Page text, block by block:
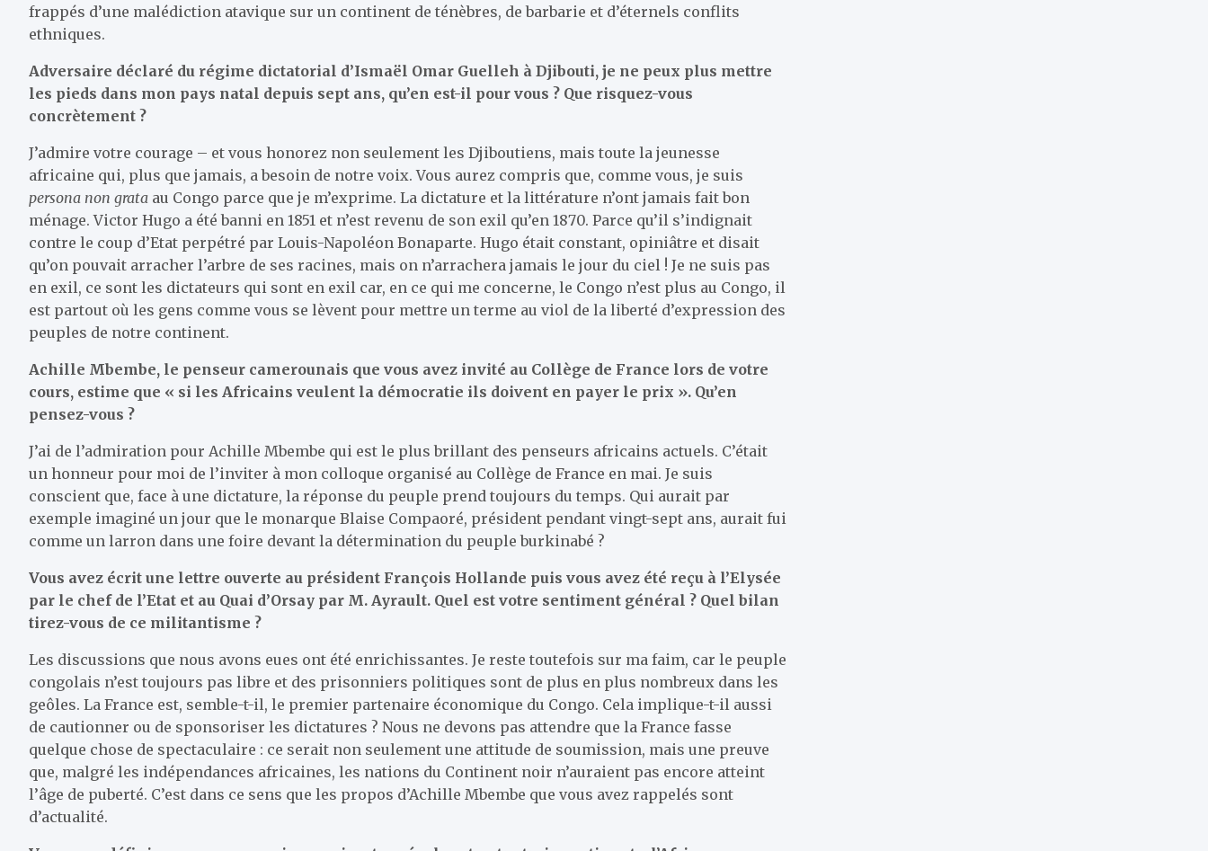
frappés d’une malédiction atavique sur un continent de ténèbres, de barbarie et d’éternels conflits
ethniques.
Adversaire déclaré du régime dictatorial d’Ismaël Omar Guelleh à Djibouti, je ne peux plus mettre
les pieds dans mon pays natal depuis sept ans, qu’en est-il pour vous ? Que risquez-vous
concrètement ?
J’admire votre courage – et vous honorez non seulement les Djiboutiens, mais toute la jeunesse
africaine qui, plus que jamais, a besoin de notre voix. Vous aurez compris que, comme vous, je suis
persona non grata au Congo parce que je m’exprime. La dictature et la littérature n’ont jamais fait bon
ménage. Victor Hugo a été banni en 1851 et n’est revenu de son exil qu’en 1870. Parce qu’il s’indignait
contre le coup d’Etat perpétré par Louis-Napoléon Bonaparte. Hugo était constant, opiniâtre et disait
qu’on pouvait arracher l’arbre de ses racines, mais on n’arrachera jamais le jour du ciel ! Je ne suis pas
en exil, ce sont les dictateurs qui sont en exil car, en ce qui me concerne, le Congo n’est plus au Congo, il
est partout où les gens comme vous se lèvent pour mettre un terme au viol de la liberté d’expression des
peuples de notre continent.
Achille Mbembe, le penseur camerounais que vous avez invité au Collège de France lors de votre
cours, estime que « si les Africains veulent la démocratie ils doivent en payer le prix ». Qu’en
pensez-vous ?
J’ai de l’admiration pour Achille Mbembe qui est le plus brillant des penseurs africains actuels. C’était
un honneur pour moi de l’inviter à mon colloque organisé au Collège de France en mai. Je suis
conscient que, face à une dictature, la réponse du peuple prend toujours du temps. Qui aurait par
exemple imaginé un jour que le monarque Blaise Compaoré, président pendant vingt-sept ans, aurait fui
comme un larron dans une foire devant la détermination du peuple burkinabé ?
Vous avez écrit une lettre ouverte au président François Hollande puis vous avez été reçu à l’Elysée
par le chef de l’Etat et au Quai d’Orsay par M. Ayrault. Quel est votre sentiment général ? Quel bilan
tirez-vous de ce militantisme ?
Les discussions que nous avons eues ont été enrichissantes. Je reste toutefois sur ma faim, car le peuple
congolais n’est toujours pas libre et des prisonniers politiques sont de plus en plus nombreux dans les
geôles. La France est, semble-t-il, le premier partenaire économique du Congo. Cela implique-t-il aussi
de cautionner ou de sponsoriser les dictatures ? Nous ne devons pas attendre que la France fasse
quelque chose de spectaculaire : ce serait non seulement une attitude de soumission, mais une preuve
que, malgré les indépendances africaines, les nations du Continent noir n’auraient pas encore atteint
l’âge de puberté. C’est dans ce sens que les propos d’Achille Mbembe que vous avez rappelés sont
d’actualité.